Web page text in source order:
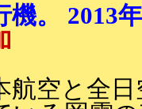
機。
航空と全